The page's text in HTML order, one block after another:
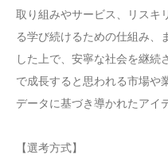
取り組みやサービス、リスキ
る学び続けるための仕組み、
した上で、安寧な社会を継続
で成長すると思われる市場や
データに基づき導かれたアイ
【選考方式】